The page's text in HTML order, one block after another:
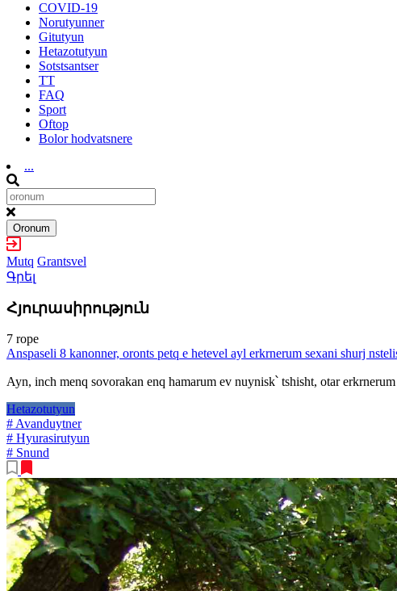
COVID-19
Norutyunner
Gitutyun
Hetazotutyun
Sotstsantser
TT
FAQ
Sport
Oftop
Bolor hodvatsnere
...
Oronum
Mutq Grantsvel
Գրել
Հյուրասիրություն
7 rope
Anspaseli 8 kanonner, oronts petq e hetevel ayl erkrnerum sexani shurj
Ayn, inch menq sovorakan enq hamarum ev nuynisk՝ tshisht, otar
Hetazotutyun
# Avanduytner
# Hyurasirutyun
# Snund